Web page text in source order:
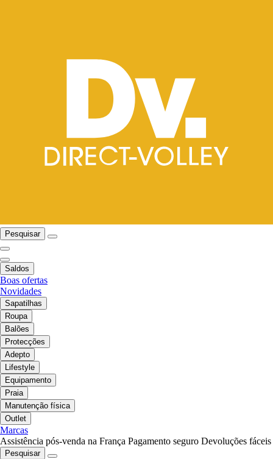
Pesquisar
Saldos
Boas ofertas
Novidades
Sapatilhas
Roupa
Balões
Protecções
Adepto
Lifestyle
Equipamento
Praia
Manutenção física
Outlet
Marcas
Assistência pós-venda na França Pagamento seguro Devoluções fáceis
Pesquisar